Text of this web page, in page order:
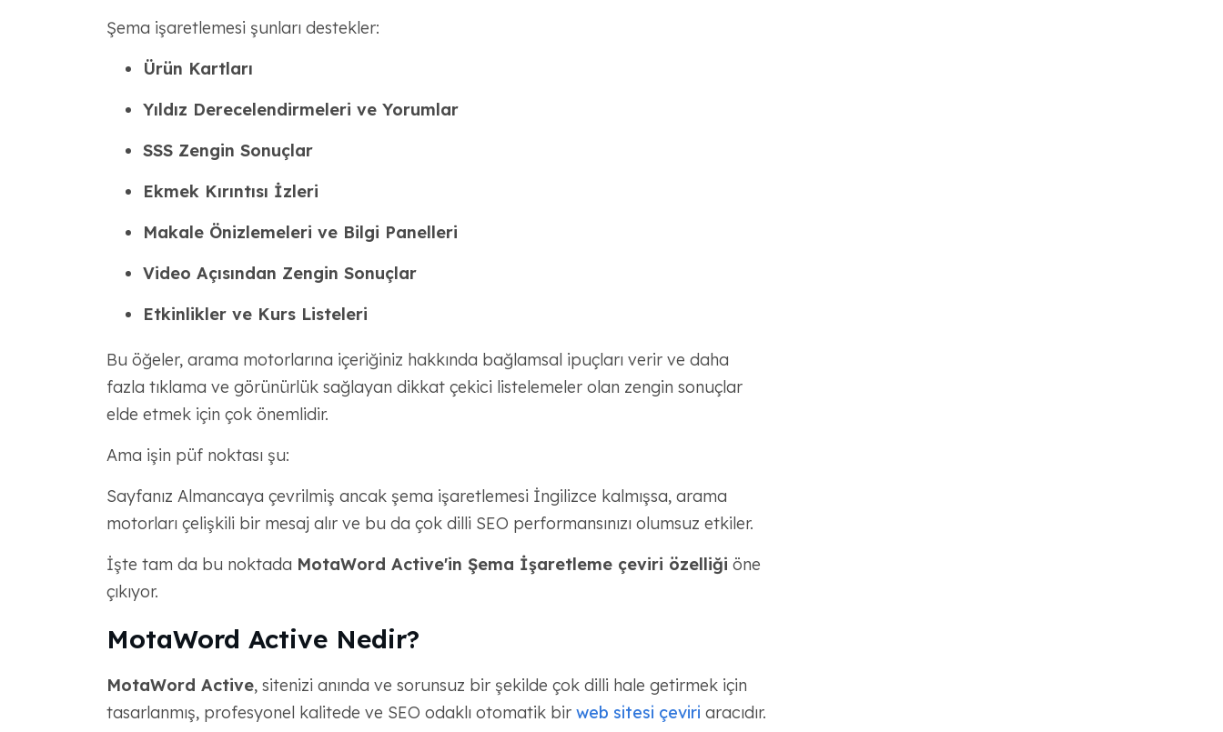
Şema işaretlemesi şunları destekler:
Ürün Kartları
Yıldız Derecelendirmeleri ve Yorumlar
SSS Zengin Sonuçlar
Ekmek Kırıntısı İzleri
Makale Önizlemeleri ve Bilgi Panelleri
Video Açısından Zengin Sonuçlar
Etkinlikler ve Kurs Listeleri
Bu öğeler, arama motorlarına içeriğiniz hakkında bağlamsal ipuçları verir ve daha
fazla tıklama ve görünürlük sağlayan dikkat çekici listelemeler olan zengin sonuçlar
elde etmek için çok önemlidir.
Ama işin püf noktası şu:
Sayfanız Almancaya çevrilmiş ancak şema işaretlemesi İngilizce kalmışsa, arama
motorları çelişkili bir mesaj alır ve bu da çok dilli SEO performansınızı olumsuz etkiler.
İşte tam da bu noktada MotaWord Active'in Şema İşaretleme çeviri özelliği öne
çıkıyor.
MotaWord Active Nedir?
MotaWord Active, sitenizi anında ve sorunsuz bir şekilde çok dilli hale getirmek için
tasarlanmış, profesyonel kalitede ve SEO odaklı otomatik bir web sitesi çeviri aracıdır.